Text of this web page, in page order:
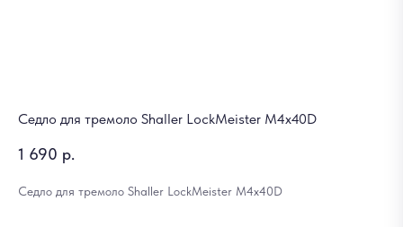
Седло для тремоло Shaller LockMeister M4x40D
1 690 р.
Седло для тремоло Shaller LockMeister M4x40D